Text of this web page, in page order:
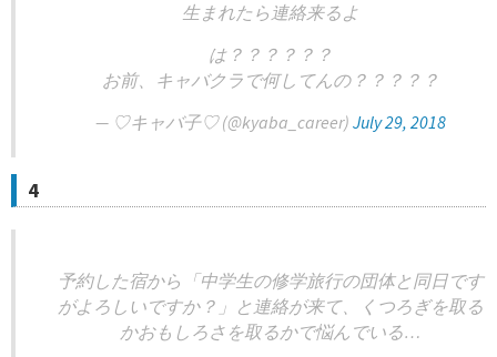
生まれたら連絡来るよ
は？？？？？？
お前、キャバクラで何してんの？？？？？
— ♡キャバ子♡ (@kyaba_career) July 29, 2018
4
予約した宿から「中学生の修学旅行の団体と同日です
がよろしいですか？」と連絡が来て、くつろぎを取る
かおもしろさを取るかで悩んでいる…